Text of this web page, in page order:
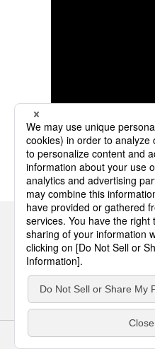
サイトのご利用にあたって